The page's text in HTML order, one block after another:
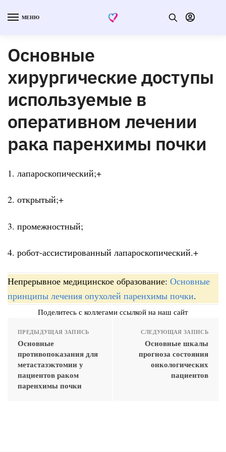
МЕНЮ
Основные
хирургические доступы
используемые в
оперативном лечении
рака паренхимы почки
1. лапароскопический;+
2. открытый;+
3. промежностный;
4. робот-ассистированный лапароскопический.+
Непрерывное медицинское образование: Основные
принципы лечения опухолей паренхимы почки.
Поделитесь с коллегами ссылкой на наш сайт
ПРЕДЫДУЩАЯ ЗАПИСЬ
Основные
противопоказания для
метастазэктомии у
пациентов раком
паренхимы почки
СЛЕДУЮЩАЯ ЗАПИСЬ
Основные шкалы
прогноза состояния
онкологических
пациентов